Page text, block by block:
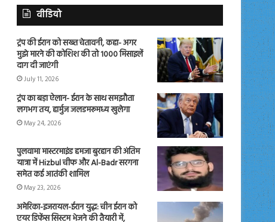
वीडियो
ट्रंप की ईरान को सख्त चेतावनी, कहा- अगर
मुझे मारने की कोशिश की तो 1000 मिसाइलें
दाग दी जाएंगी
July 11, 2026
ट्रंप का बड़ा ऐलान- ईरान के साथ समझौता
लगभग तय, हार्मुज जलडमरूमध्य खुलेगा
May 24, 2026
पुलवामा मास्टरमाइंड हमजा बुरहान की अंतिम
यात्रा में Hizbul चीफ और Al-Badr सरगना
समेत कई आतंकी शामिल
May 23, 2026
अमेरिका-इजरायल-ईरान युद्ध: चीन ईरान को
एयर डिफेंस सिस्टम भेजने की तैयारी में,